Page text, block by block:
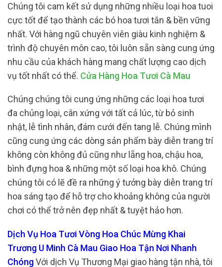
Chúng tôi cam kết sử dụng những nhiều loại hoa tuoi
cực tốt để tạo thành các bó hoa tươi tắn & bền vững
nhất. Với hàng ngũ chuyên viên giàu kinh nghiệm &
trình độ chuyên môn cao, tôi luôn sẵn sàng cung ứng
nhu cầu của khách hàng mang chất lượng cao dịch
vụ tốt nhất có thể. Cửa Hàng Hoa Tươi Cà Mau
Chúng chúng tôi cung ứng những các loại hoa tươi
đa chủng loại, cân xứng với tất cả lúc, từ bỏ sinh
nhật, lễ tình nhân, đám cưới đến tang lễ. Chúng mình
cũng cung ứng các dòng sản phẩm bày diễn trang trí
không còn không đủ cũng như lẵng hoa, chậu hoa,
bình đựng hoa & những một số loại hoa khô. Chúng
chúng tôi có lẽ đề ra những ý tưởng bày diễn trang trí
hoa sáng tạo để hỗ trợ cho khoảng không của người
chơi có thể trở nên đẹp nhất & tuyệt hảo hơn.
Dịch Vụ Hoa Tươi Vòng Hoa Chúc Mừng Khai
Trương U Minh Cà Mau Giao Hoa Tận Nơi Nhanh
ChóngVới dịch Vụ Thương Mại giao hàng tận nhà, tôi